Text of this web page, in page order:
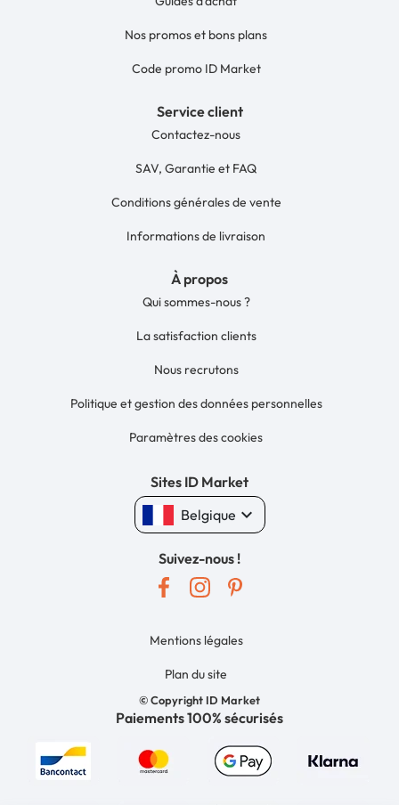
Nos promos et bons plans
Code promo ID Market
Service client
Contactez-nous
SAV, Garantie et FAQ
Conditions générales de vente
Informations de livraison
À propos
Qui sommes-nous ?
La satisfaction clients
Nous recrutons
Politique et gestion des données personnelles
Paramètres des cookies
Sites ID Market
Belgique keyboard_arrow_down
Suivez-nous !
© Copyright ID Market
Mentions légales
Plan du site
Paiements 100% sécurisés